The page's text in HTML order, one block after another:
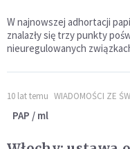
W najnowszej adhortacji
znalazły się trzy punkty
nieuregulowanych
10 lat temu WIADOMOŚCI ZE
PAP / ml